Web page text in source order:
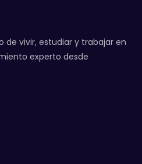
de vivir, estudiar y trabajar en
experto desde